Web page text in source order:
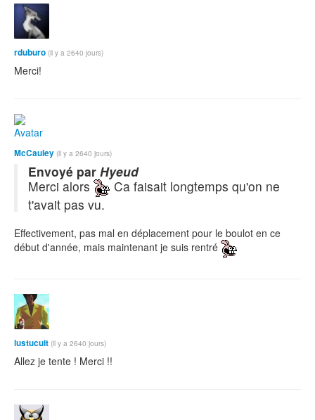
rduburo (il y a 2640 jours)
Merci!
McCauley (il y a 2640 jours)
Envoyé par Hyeud
Merci alors
Ca faisait longtemps qu'on ne
t'avait pas vu.
Effectivement, pas mal en déplacement pour le boulot en ce
début d'année, mais maintenant je suis rentré
lustucuit (il y a 2640 jours)
Allez je tente ! Merci !!